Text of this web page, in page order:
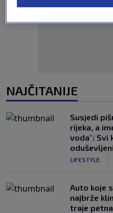
NAJČITANIJE
Susjedi
rijeka, a
voda": Svi
oduševljeni
LIFESTYLE
Auto koje
najbrže
traje